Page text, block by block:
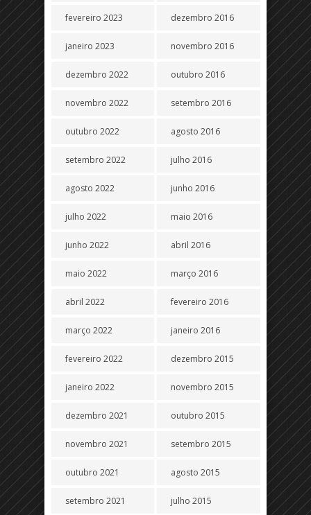
fevereiro 2023
janeiro 2023
dezembro 2022
novembro 2022
outubro 2022
setembro 2022
agosto 2022
julho 2022
junho 2022
maio 2022
abril 2022
março 2022
fevereiro 2022
janeiro 2022
dezembro 2021
novembro 2021
outubro 2021
setembro 2021
dezembro 2016
novembro 2016
outubro 2016
setembro 2016
agosto 2016
julho 2016
junho 2016
maio 2016
abril 2016
março 2016
fevereiro 2016
janeiro 2016
dezembro 2015
novembro 2015
outubro 2015
setembro 2015
agosto 2015
julho 2015